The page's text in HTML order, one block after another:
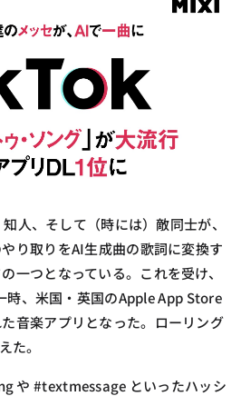
人、そして（時には）敵同士が、
り取りをAI生成曲の歌詞に変換す
一つとなっている。これを受け、
時、米国・英国のApple App Store
音楽アプリとなった。ローリング
た。
や #textmessage といったハッシ